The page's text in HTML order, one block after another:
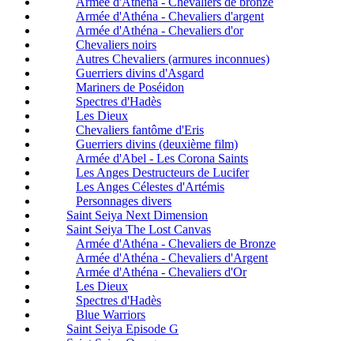
Armée d'Athéna - Chevaliers d'argent
Armée d'Athéna - Chevaliers d'or
Chevaliers noirs
Autres Chevaliers (armures inconnues)
Guerriers divins d'Asgard
Mariners de Poséidon
Spectres d'Hadès
Les Dieux
Chevaliers fantôme d'Eris
Guerriers divins (deuxième film)
Armée d'Abel - Les Corona Saints
Les Anges Destructeurs de Lucifer
Les Anges Célestes d'Artémis
Personnages divers
Saint Seiya Next Dimension
Saint Seiya The Lost Canvas
Armée d'Athéna - Chevaliers de Bronze
Armée d'Athéna - Chevaliers d'Argent
Armée d'Athéna - Chevaliers d'Or
Les Dieux
Spectres d'Hadès
Blue Warriors
Saint Seiya Episode G